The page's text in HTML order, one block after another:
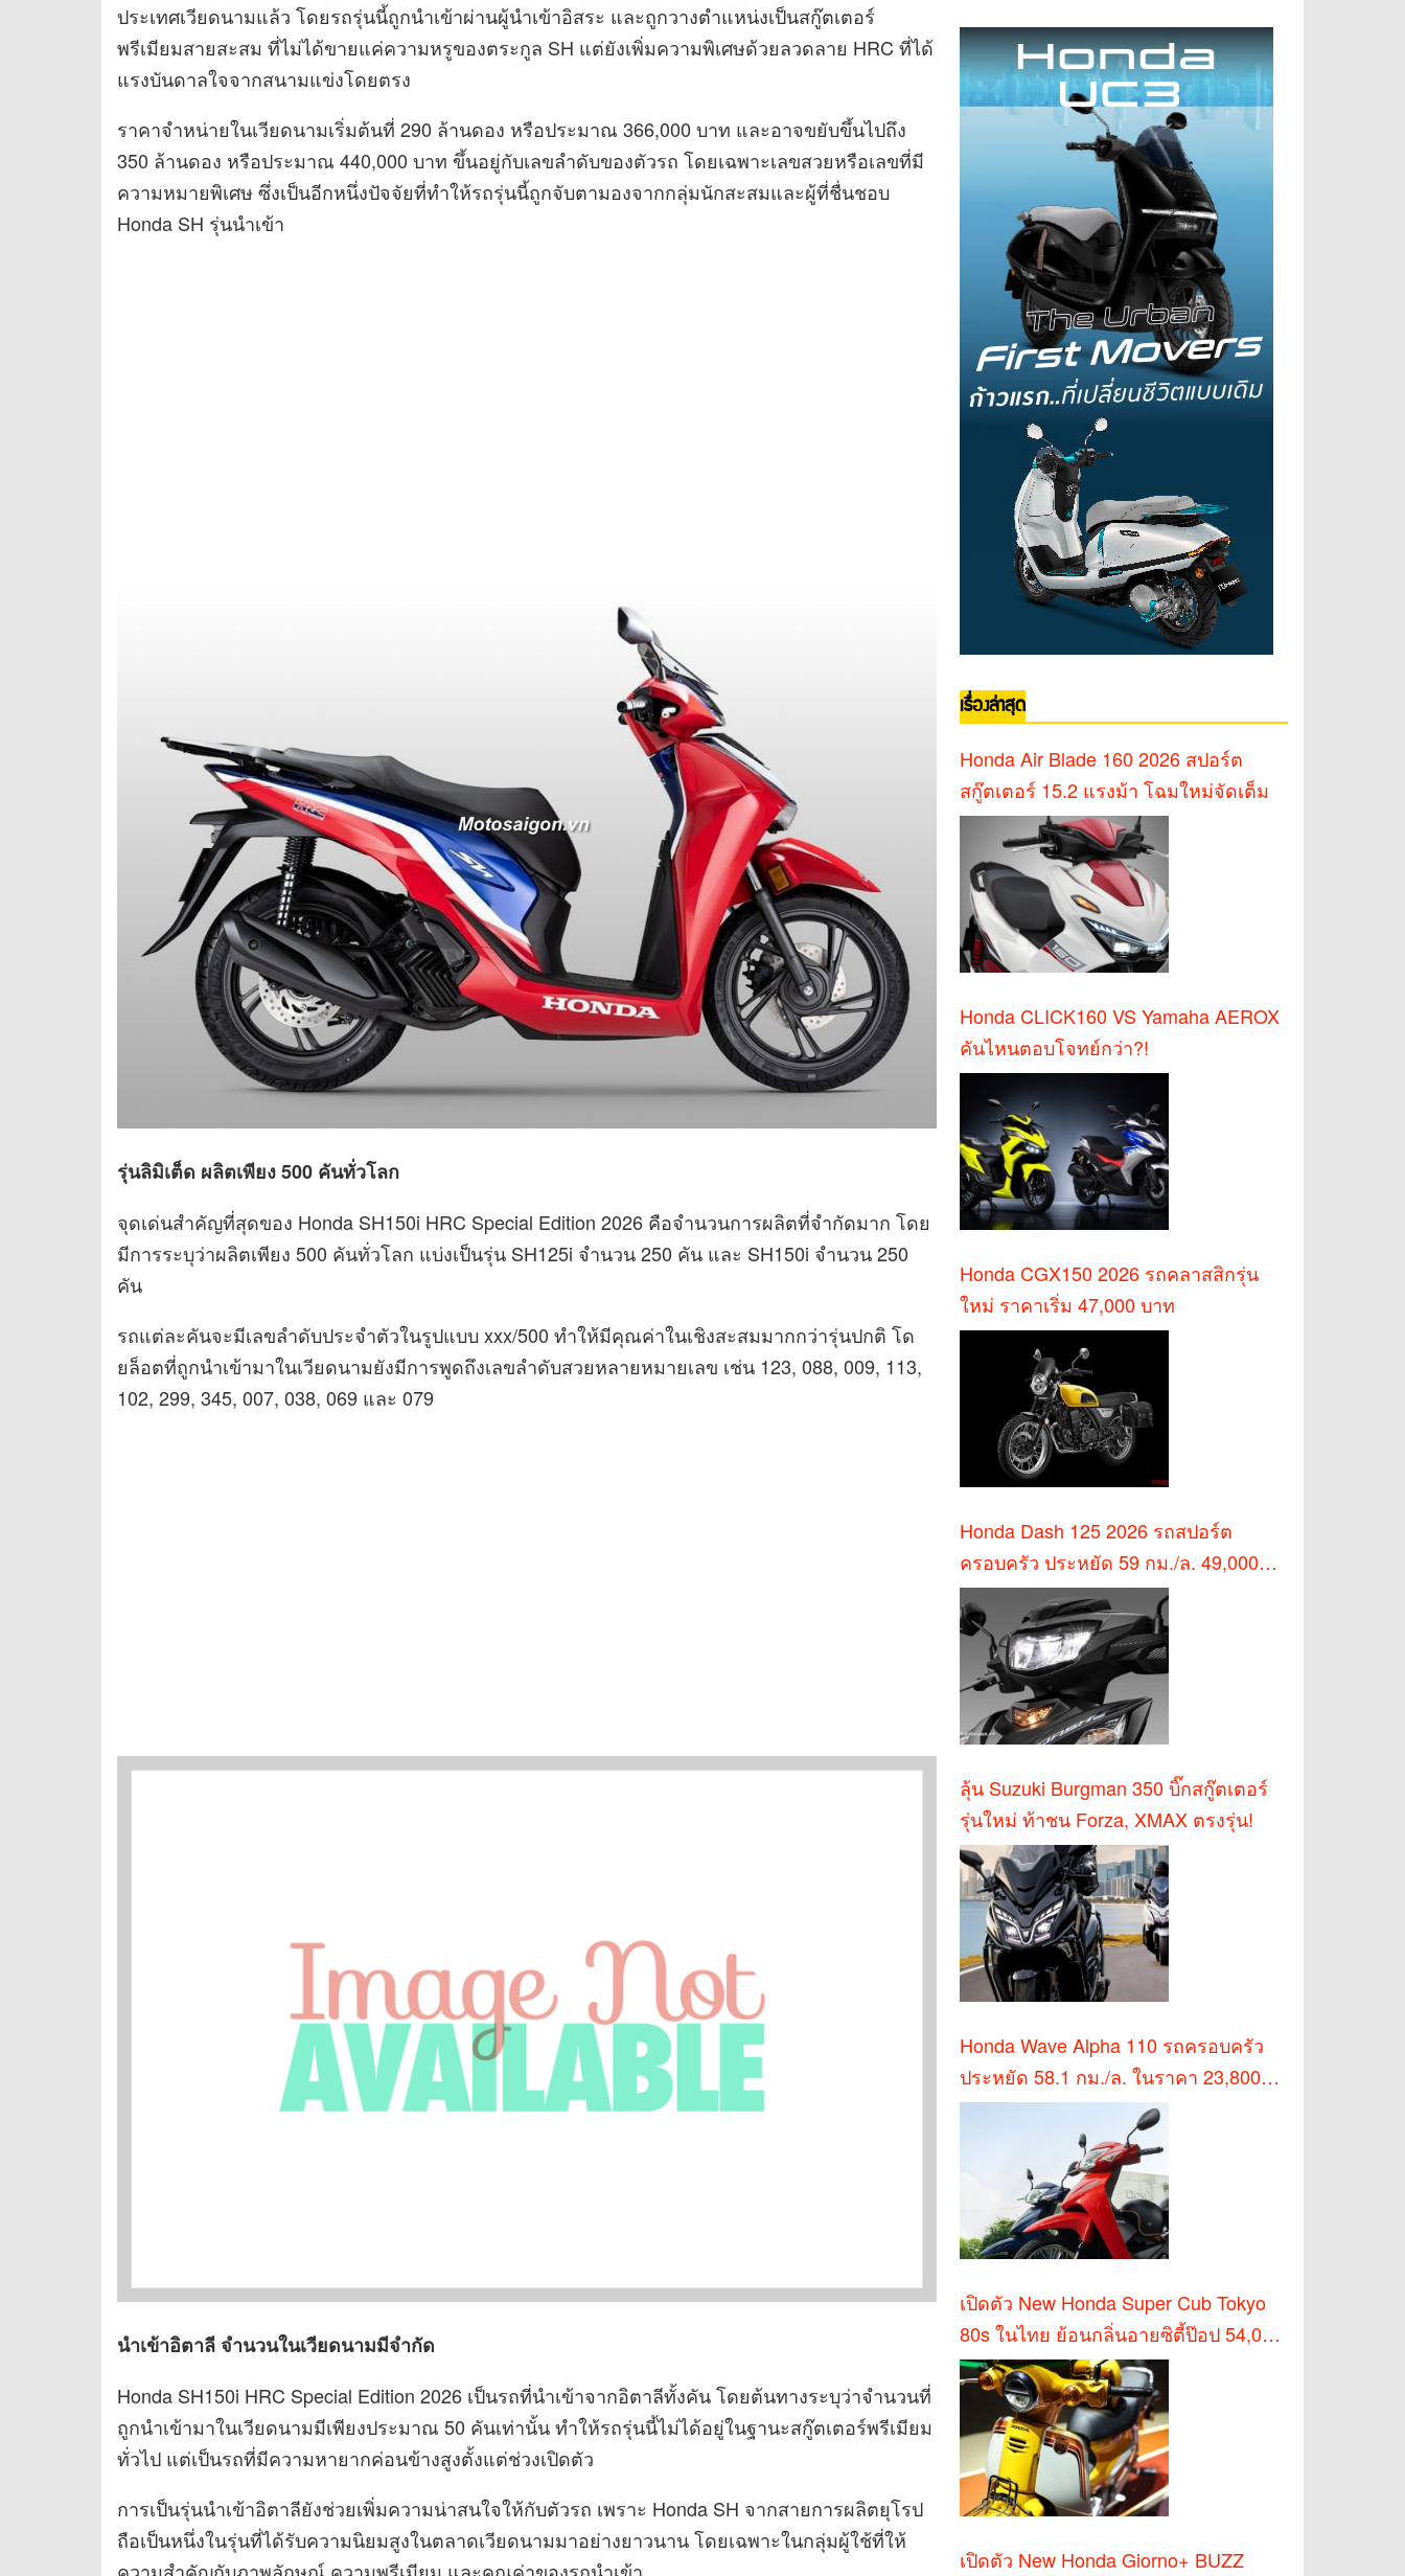
ประเทศเวียดนามแล้ว โดยรถรุ่นนี้ถูกนำเข้าผ่านผู้นำเข้าอิสระ และถูกวางตำแหน่งเป็นสกู๊ตเตอร์
พรีเมียมสายสะสม ที่ไม่ได้ขายแค่ความหรูของตระกูล SH แต่ยังเพิ่มความพิเศษด้วยลวดลาย HRC ที่ได้
แรงบันดาลใจจากสนามแข่งโดยตรง
ราคาจำหน่ายในเวียดนามเริ่มต้นที่ 290 ล้านดอง หรือประมาณ 366,000 บาท และอาจขยับขึ้นไปถึง
350 ล้านดอง หรือประมาณ 440,000 บาท ขึ้นอยู่กับเลขลำดับของตัวรถ โดยเฉพาะเลขสวยหรือเลขที่มี
ความหมายพิเศษ ซึ่งเป็นอีกหนึ่งปัจจัยที่ทำให้รถรุ่นนี้ถูกจับตามองจากกลุ่มนักสะสมและผู้ที่ชื่นชอบ
Honda SH รุ่นนำเข้า
รุ่นลิมิเต็ด ผลิตเพียง 500 คันทั่วโลก
จุดเด่นสำคัญที่สุดของ Honda SH150i HRC Special Edition 2026 คือจำนวนการผลิตที่จำกัดมาก โดย
มีการระบุว่าผลิตเพียง 500 คันทั่วโลก แบ่งเป็นรุ่น SH125i จำนวน 250 คัน และ SH150i จำนวน 250
คัน
รถแต่ละคันจะมีเลขลำดับประจำตัวในรูปแบบ xxx/500 ทำให้มีคุณค่าในเชิงสะสมมากกว่ารุ่นปกติ โด
ยล็อตที่ถูกนำเข้ามาในเวียดนามยังมีการพูดถึงเลขลำดับสวยหลายหมายเลข เช่น 123, 088, 009, 113,
102, 299, 345, 007, 038, 069 และ 079
นำเข้าอิตาลี จำนวนในเวียดนามมีจำกัด
Honda SH150i HRC Special Edition 2026 เป็นรถที่นำเข้าจากอิตาลีทั้งคัน โดยต้นทางระบุว่าจำนวนที่
ถูกนำเข้ามาในเวียดนามมีเพียงประมาณ 50 คันเท่านั้น ทำให้รถรุ่นนี้ไม่ได้อยู่ในฐานะสกู๊ตเตอร์พรีเมียม
ทั่วไป แต่เป็นรถที่มีความหายากค่อนข้างสูงตั้งแต่ช่วงเปิดตัว
การเป็นรุ่นนำเข้าอิตาลียังช่วยเพิ่มความน่าสนใจให้กับตัวรถ เพราะ Honda SH จากสายการผลิตยุโรป
ถือเป็นหนึ่งในรุ่นที่ได้รับความนิยมสูงในตลาดเวียดนามมาอย่างยาวนาน โดยเฉพาะในกลุ่มผู้ใช้ที่ให้
เรื่องล่าสุด
Honda Air Blade 160 2026 สปอร์ต
สกู๊ตเตอร์ 15.2 แรงม้า โฉมใหม่จัดเต็ม
Honda CLICK160 VS Yamaha AEROX
คันไหนตอบโจทย์กว่า?!
Honda CGX150 2026 รถคลาสสิกรุ่น
ใหม่ ราคาเริ่ม 47,000 บาท
Honda Dash 125 2026 รถสปอร์ต
ครอบครัว ประหยัด 59 กม./ล. 49,000
บาท
ลุ้น Suzuki Burgman 350 บิ๊กสกู๊ตเตอร์
รุ่นใหม่ ท้าชน Forza, XMAX ตรงรุ่น!
Honda Wave Alpha 110 รถครอบครัว
ประหยัด 58.1 กม./ล. ในราคา 23,800
บาท
เปิดตัว New Honda Super Cub Tokyo
80s ในไทย ย้อนกลิ่นอายซิตี้ป๊อป 54,000
บาท
เปิดตัว New Honda Giorno+ BUZZ